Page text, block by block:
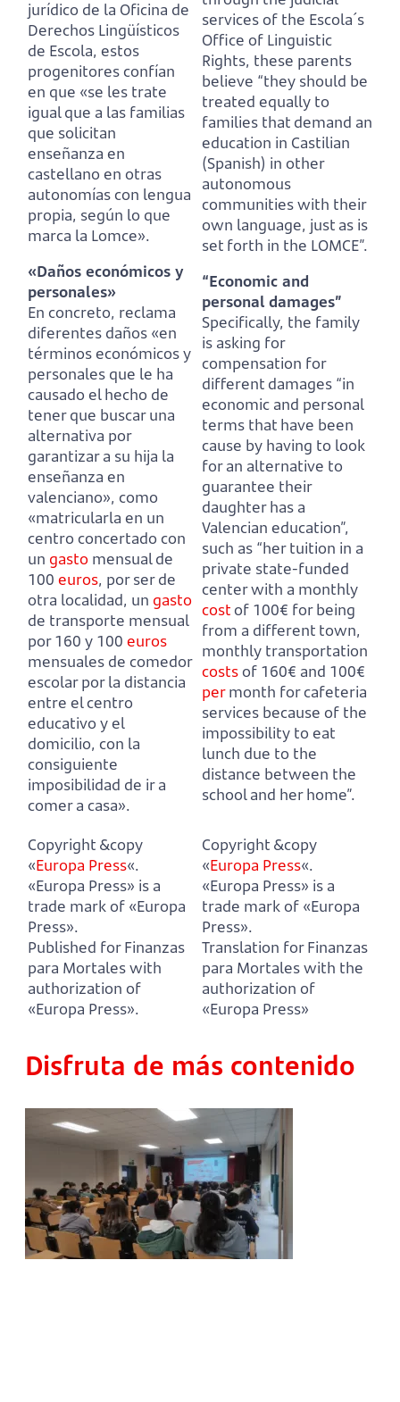
jurídico de la Oficina de
Derechos Lingüísticos
de Escola, estos
progenitores confían
en que «se les trate
igual que a las familias
que solicitan
enseñanza en
castellano en otras
autonomías con lengua
propia, según lo que
marca la Lomce».
«Daños económicos y
personales»
En concreto, reclama
diferentes daños «en
términos económicos y
personales que le ha
causado el hecho de
tener que buscar una
alternativa por
garantizar a su hija la
enseñanza en
valenciano», como
«matricularla en un
centro concertado con
un gasto mensual de
100 euros, por ser de
otra localidad, un gasto
de transporte mensual
por 160 y 100 euros
mensuales de comedor
escolar por la distancia
entre el centro
educativo y el
domicilio, con la
consiguiente
imposibilidad de ir a
comer a casa».
services of the Escola´s
Office of Linguistic
Rights, these parents
believe “they should be
treated equally to
families that demand an
education in Castilian
(Spanish) in other
autonomous
communities with their
own language, just as is
set forth in the LOMCE”.
“Economic and
personal damages”
Specifically, the family
is asking for
compensation for
different damages “in
economic and personal
terms that have been
cause by having to look
for an alternative to
guarantee their
daughter has a
Valencian education”,
such as “her tuition in a
private state-funded
center with a monthly
costof 100€ for being
from a different town,
monthly transportation
costsof 160€ and 100€
permonth for cafeteria
services because of the
impossibility to eat
lunch due to the
distance between the
school and her home”.
Copyright &copy
«Europa Press«.
«Europa Press» is a
trade mark of «Europa
Press».
Published for Finanzas
para Mortales with
authorization of
«Europa Press».
Copyright &copy
«Europa Press«.
«Europa Press» is a
trade mark of «Europa
Press».
Translation for Finanzas
para Mortales with the
authorization of
«Europa Press»
Disfruta de más contenido